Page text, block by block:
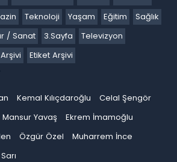
Teknoloji Yaşam Eğitim
Sağlık
/ Sanat 3.Sayfa
Televizyon
Etiket Arşivi
Kemal Kılıçdaroğlu
Celal Şengör
Mansur Yavaş
Ekrem İmamoğlu
Özgür Özel
Muharrem İnce